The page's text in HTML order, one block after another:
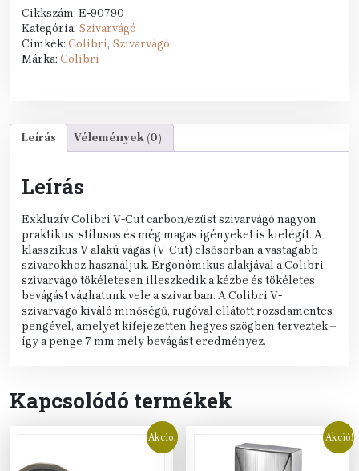
550 Ft.
Cikkszám: E-90790
Kategória: Szivarvágó
Címkék: Colibri, Szivarvágó
Márka: Colibri
Leírás Vélemények (0)
Leírás
Exkluzív Colibri V-Cut carbon/ezüst szivarvágó nagyon
praktikus, stílusos és még magas igényeket is kielégít. A
klasszikus V alakú vágás (V-Cut) elsősorban a vastagabb
szivarokhoz használjuk. Ergonómikus alakjával a Colibri
szivarvágó tökéletesen illeszkedik a kézbe és tökéletes
bevágást vághatunk vele a szivarban. A Colibri V-
szivarvágó kiváló minőségű, rugóval ellátott rozsdamentes
pengével, amelyet kifejezetten hegyes szögben terveztek –
így a penge 7 mm mély bevágást eredményez.
Kapcsolódó termékek
Akció! Akció!